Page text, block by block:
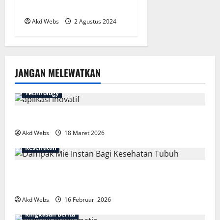
Akd Webs 2 Agustus 2024
JANGAN MELEWATKAN
Technology
Akd Webs
18 Maret 2026
Kesehatan
Akd Webs
16 Februari 2026
Ringkasan Berita